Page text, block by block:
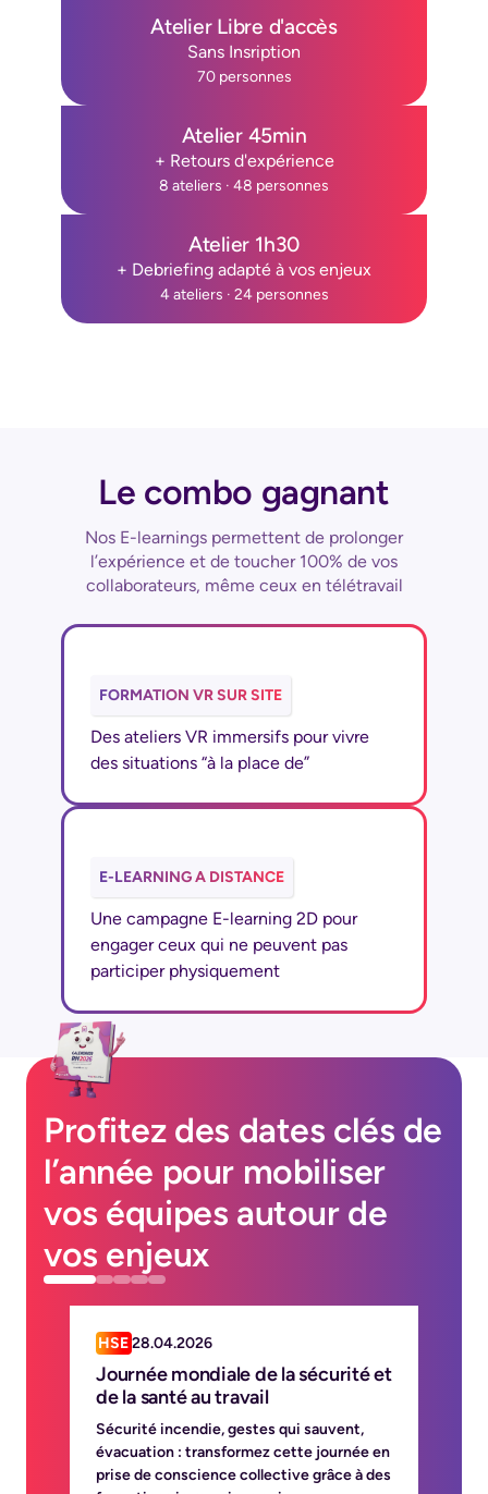
Atelier Libre d'accès
Sans Insription
70 personnes
Atelier 45min
+ Retours d'expérience
8 ateliers · 48 personnes
Atelier 1h30
+ Debriefing adapté à vos enjeux
4 ateliers · 24 personnes
Le combo gagnant
Nos E-learnings permettent de prolonger
l’expérience et de toucher 100% de vos
collaborateurs, même ceux en télétravail
FORMATION VR SUR SITE
Des ateliers VR immersifs pour vivre
des situations “à la place de”
E-LEARNING A DISTANCE
Une campagne E-learning 2D pour
engager ceux qui ne peuvent pas
participer physiquement
Profitez des dates clés de
l’année pour mobiliser
vos équipes autour de
vos enjeux
HSE28.04.2026
Journée mondiale de la sécurité et
de la santé au travail
Sécurité incendie, gestes qui sauvent,
évacuation : transformez cette journée en
prise de conscience collective grâce à des